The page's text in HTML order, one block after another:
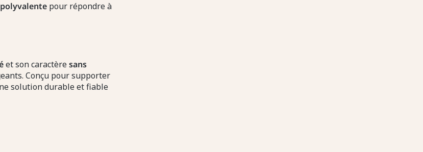
polyvalentepour répondre à
et son caractèresans
Conçu pour supporter
solution durable et fiable